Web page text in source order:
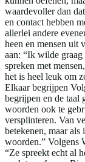
waardevoller dan
en contact hebben
allerlei andere
heen en mensen uit
aan: “Ik wilde
spreken met
het is heel leuk om
Elkaar begrijpen
begrijpen en de taal
woorden ook te
versplinteren. Van
betekenen, maar
woorden.” Volgens
“Ze spreekt echt al